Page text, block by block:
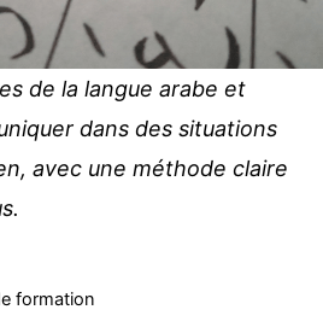
de la langue arabe et
dans des situations
avec une méthode claire
formation